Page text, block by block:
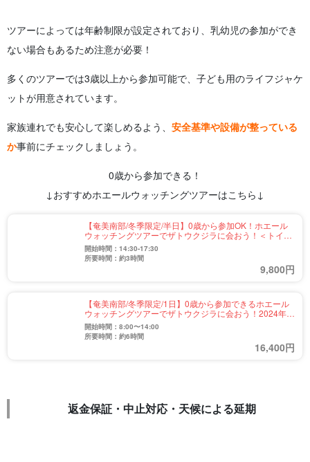
ツアーによっては年齢制限が設定されており、乳幼児の参加ができ
ない場合もあるため注意が必要！
多くのツアーでは3歳以上から参加可能で、子ども用のライフジャケ
ットが用意されています。
家族連れでも安心して楽しめるよう、 安全基準や設備が整っている
か事前にチェックしましょう。
0歳から参加できる！
↓おすすめホエールウォッチングツアーはこちら↓
【奄美南部/冬季限定/半日】0歳から参加OK！ホエール
ウォッチングツアーでザトウクジラに会おう！＜トイ
レ・シャワーなど充実の船内設備♪＞2024年遭遇率90％
達成★（No.88）
開始時間：14:30-17:30
所要時間：約3時間
9,800円
【奄美南部/冬季限定/1日】0歳から参加できるホエール
ウォッチングツアーでザトウクジラに会おう！2024年遭
遇率90％達成★（No.89）
開始時間：8:00〜14:00
所要時間：約6時間
16,400円
返金保証・中止対応・天候による延期